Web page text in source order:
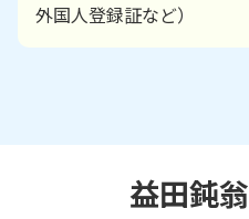
外国人登録証など）
益田鈍翁